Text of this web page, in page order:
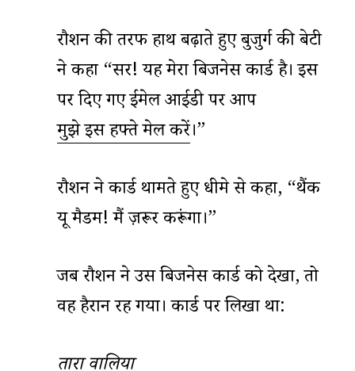
रौशन की तरफ हाथ बढ़ाते हुए बुजुर्ग की बेटी
ने कहा “सर! यह मेरा बिजनेस कार्ड है। इस
पर दिए गए ईमेल आईडी पर आप
मुझे इस हफ्ते मेल करें।”
रौशन ने कार्ड थामते हुए धीमे से कहा, “थैंक
यू मैडम! मैं ज़रूर करूंगा।”
जब रौशन ने उस बिजनेस कार्ड को देखा, तो
वह हैरान रह गया। कार्ड पर लिखा था: